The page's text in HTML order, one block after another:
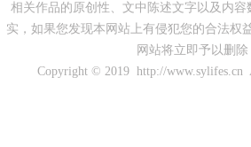
相关作品的原创性、文中陈述文字以及内
实，如果您发现本网站上有侵犯您的合法权
网站将立即予以删除
Copyright © 2019 http://www.sylifes.cn